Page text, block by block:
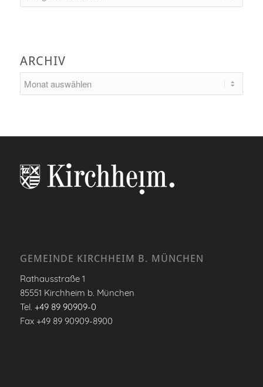
ARCHIV
GEMEINDE KIRCHHEIM B. MÜNCHEN
Rathausstraße 1
85551 Kirchheim b. München
Tel. +49 89 90909-0
Fax +49 89 90909-8900